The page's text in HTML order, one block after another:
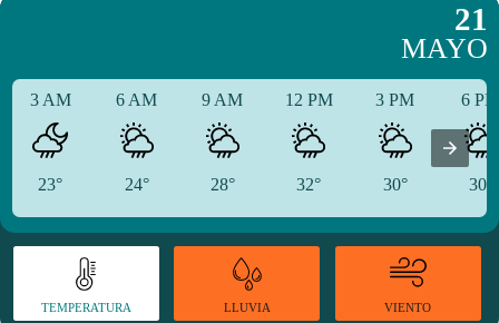
21
MAYO
3 AM
23°
6 AM
24°
9 AM
28°
12 PM
32°
3 PM
30°
6
30°
TEMPERATURA LLUVIA VIENTO